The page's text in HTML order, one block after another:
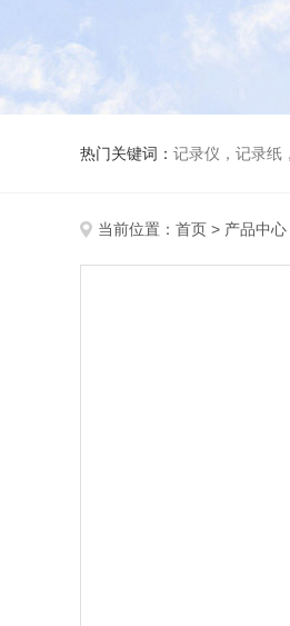
热门关键词： 记录仪，记录纸
当前位置： 首页 > 产品中心